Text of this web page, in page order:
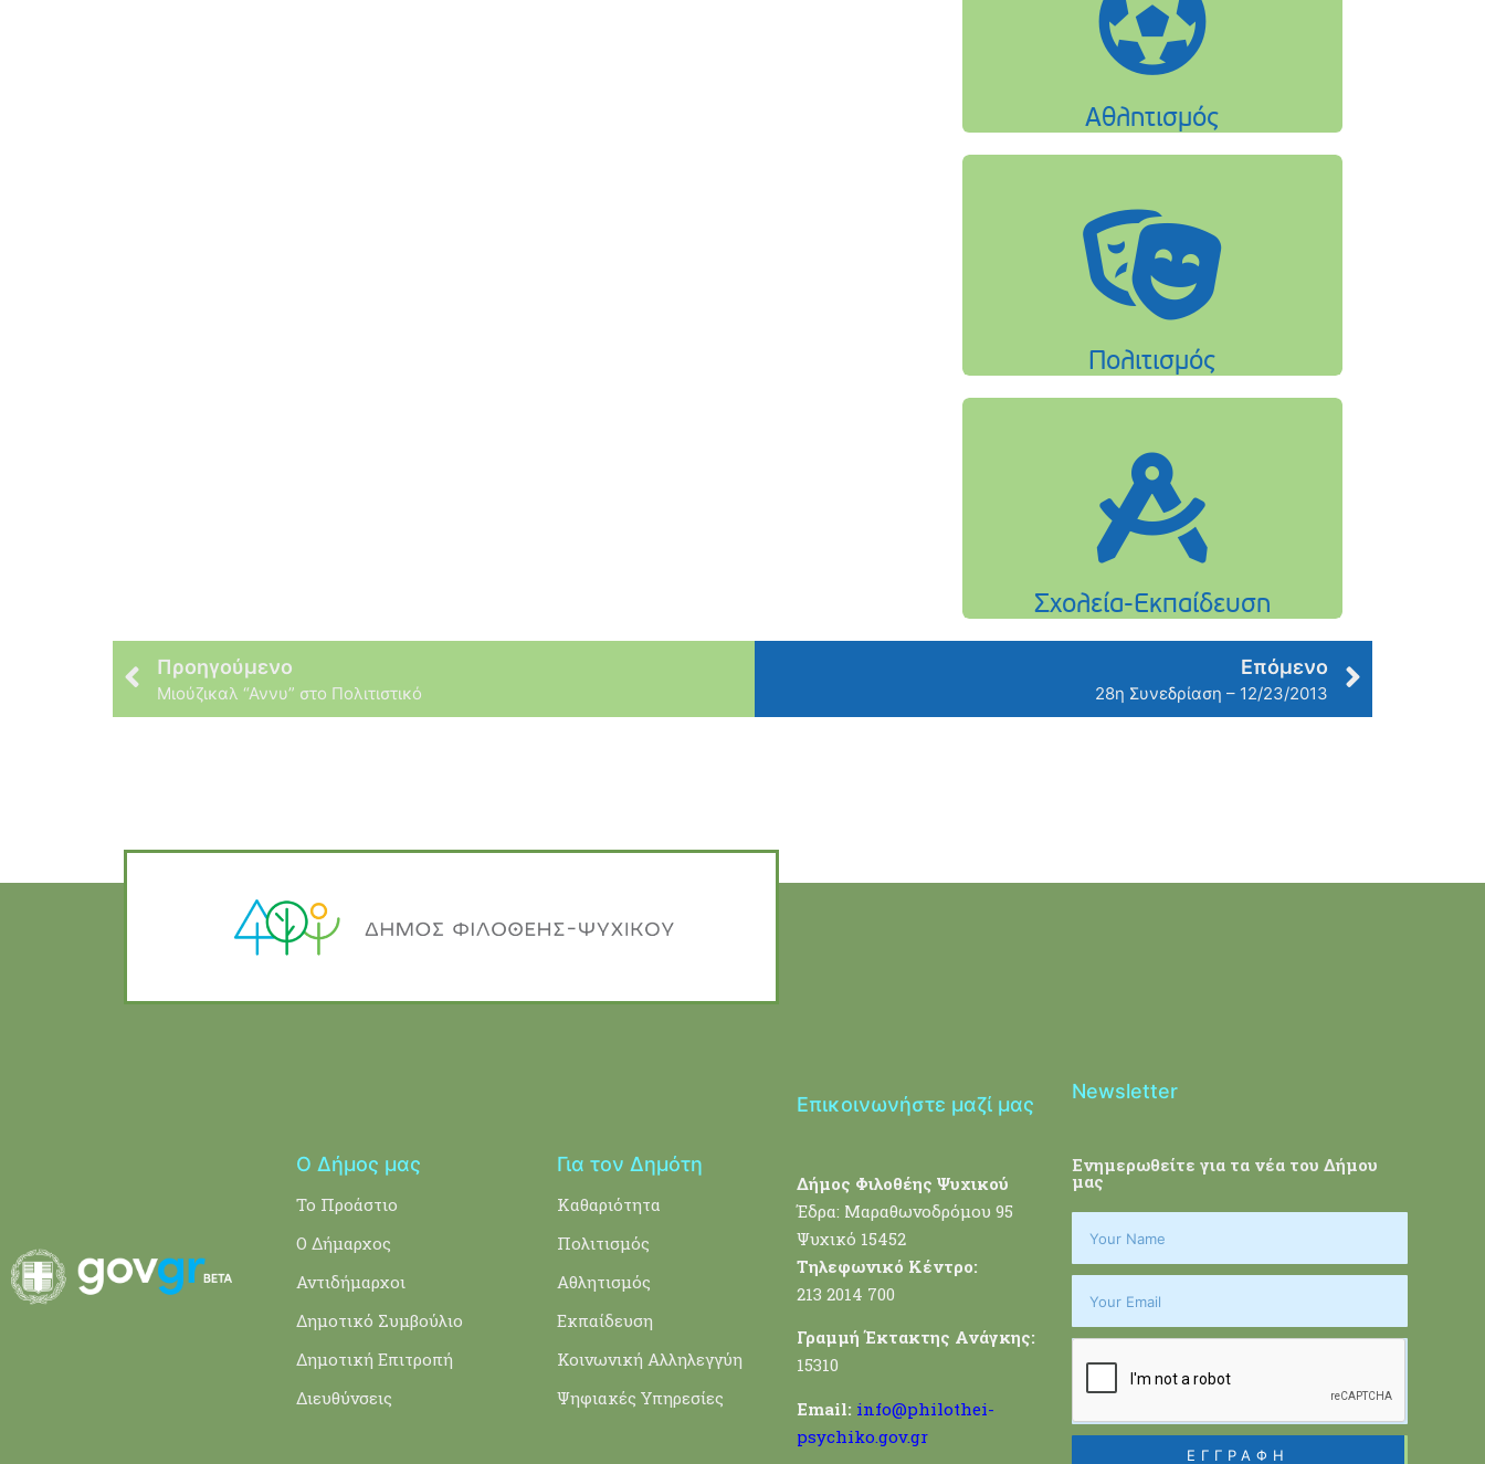
Προηγούμενο
Μιούζικαλ “Αννυ” στο Πολιτιστικό
Επόμενο
28η Συνεδρίαση – 12/23/2013
Ο Δήμος μας
Το Προάστιο
Ο Δήμαρχος
Αντιδήμαρχοι
Δημοτικό Συμβούλιο
Δημοτική Επιτροπή
Διευθύνσεις
Για τον Δημότη
Καθαριότητα
Πολιτισμός
Αθλητισμός
Εκπαίδευση
Κοινωνική Αλληλεγγύη
Ψηφιακές Υπηρεσίες
Επικοινωνήστε μαζί μας
Δήμος Φιλοθέης Ψυχικού
Έδρα: Μαραθωνοδρόμου 95
Ψυχικό 15452
Τηλεφωνικό Κέντρο:
213 2014 700
Γραμμή Έκτακτης Ανάγκης:
15310
Email: info@philothei-
psychiko.gov.gr
Newsletter
Ενημερωθείτε για τα νέα του Δήμου
μας
ΕΓΓΡΑΦΗ